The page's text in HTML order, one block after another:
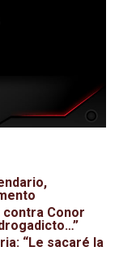
contra Conor
“Le sacaré la